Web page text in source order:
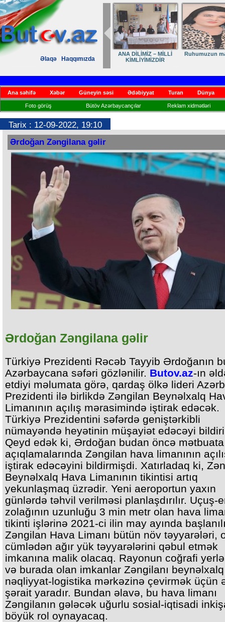
Əlaqə Haqqımızda
ANA DİLİMİZ – MİLLİ
KİMLİYİMİZDİR
Ruhumuzun
Ana səhifə Xəbər Güneyin səsi Ədəbiyyat Turan Dünya
Foto görüş Bütöv Azərbaycançılar Reklam xidmətləri
Tarix : 12-09-2022, 19:10
Ərdoğan Zəngilana gəlir
Ərdoğan Zəngilana gəlir
Türkiyə Prezidenti Rəcəb Tayyib Ərdoğanın
Azərbaycana səfəri gözlənilir. Butov.az-ın
etdiyi məlumata görə, qardaş ölkə lideri
Prezidenti ilə birlikdə Zəngilan Beynəlxalq
Limanının açılış mərasimində iştirak edəcək.
Türkiyə Prezidentini səfərdə geniştərkibli
nümayəndə heyətinin müşayiət edəcəyi
Qeyd edək ki, Ərdoğan budan öncə mətbuata
açıqlamalarında Zəngilan hava limanının
iştirak edəcəyini bildirmişdi. Xatırladaq ki,
Beynəlxalq Hava Limanının tikintisi artıq
yekunlaşmaq üzrədir. Yeni aeroportun yaxın
günlərdə təhvil verilməsi planlaşdırılır. Uçuş-
zolağının uzunluğu 3 min metr olan hava
tikinti işlərinə 2021-ci ilin may ayında
Zəngilan Hava Limanı bütün növ təyyarələri,
cümlədən ağır yük təyyarələrini qəbul etmək
imkanına malik olacaq. Rayonun coğrafi
və burada olan imkanlar Zəngilanı beynəlxalq
nəqliyyat-logistika mərkəzinə çevirmək üçün
şərait yaradır. Bundan əlavə, bu hava limanı
Zəngilanın gələcək uğurlu sosial-iqtisadi
böyük rol oynayacaq.